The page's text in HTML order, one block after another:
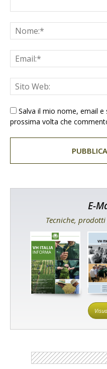
Salva il mio nome, email
prossima volta che
E-
Tecniche,